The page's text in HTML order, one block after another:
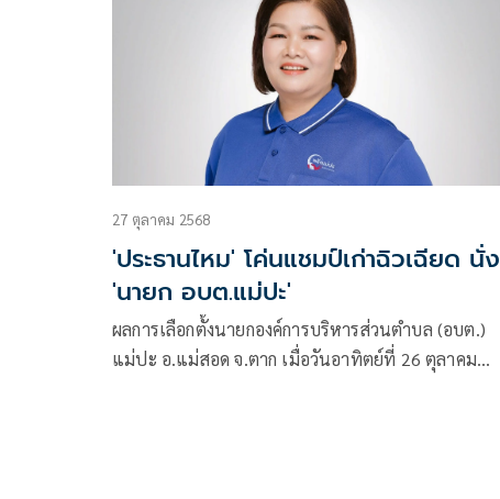
27 ตุลาคม 2568
'ประธานไหม' โค่นแชมป์เก่าฉิวเฉียด นั่ง
'นายก อบต.แม่ปะ'
ผลการเลือกตั้งนายกองค์การบริหารส่วนตำบล (อบต.)
แม่ปะ อ.แม่สอด จ.ตาก เมื่อวันอาทิตย์ที่ 26 ตุลาคม